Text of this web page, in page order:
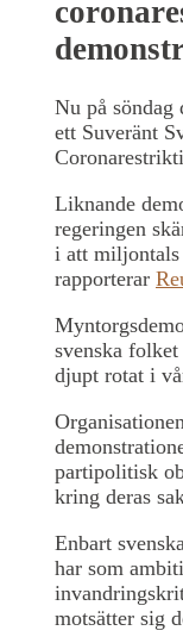
Nu på
ett Suveränt
Liknande
regeringen
i att miljontals
rapporterar
svenska
djupt rotat i
partipolitisk
kring deras
Enbart
har som
motsätter sig